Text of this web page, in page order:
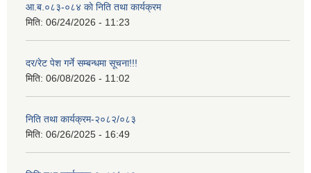
आ.ब.०८३-०८४ काे निति तथा कार्यक्रम
मिति: 06/24/2026 - 11:23
दर/रेट पेश गर्ने सम्बन्धमा सूचना!!!
मिति: 06/08/2026 - 11:02
निति तथा कार्यक्रम-२०८२/०८३
मिति: 06/26/2025 - 16:49